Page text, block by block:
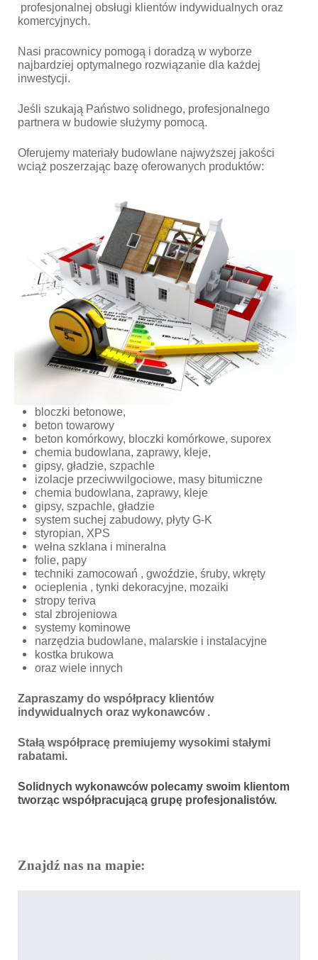
profesjonalnej obsługi klientów indywidualnych oraz
komercyjnych.
Nasi pracownicy pomogą i doradzą w wyborze
najbardziej optymalnego rozwiązanie dla każdej
inwestycji.
Jeśli szukają Państwo solidnego, profesjonalnego
partnera w budowie służymy pomocą.
Oferujemy materiały budowlane najwyższej jakości
wciąż poszerzając bazę oferowanych produktów:
bloczki betonowe,
beton towarowy
beton komórkowy, bloczki komórkowe, suporex
chemia budowlana, zaprawy, kleje,
gipsy, gładzie, szpachle
izolacje przeciwwilgociowe, masy bitumiczne
chemia budowlana, zaprawy, kleje
gipsy, szpachle, gładzie
system suchej zabudowy, płyty G-K
styropian, XPS
wełna szklana i mineralna
folie, papy
techniki zamocowań , gwoździe, śruby, wkręty
ocieplenia , tynki dekoracyjne, mozaiki
stropy teriva
stal zbrojeniowa
systemy kominowe
narzędzia budowlane, malarskie i instalacyjne
kostka brukowa
oraz wiele innych
Zapraszamy do współpracy klientów
indywidualnych oraz wykonawców .
Stałą współpracę premiujemy wysokimi stałymi
rabatami.
Solidnych wykonawców polecamy swoim klientom
tworząc współpracującą grupę profesjonalistów.
Znajdź nas na mapie: